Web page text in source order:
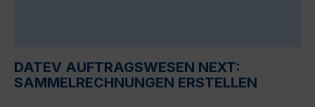
DATEV AUFTRAGSWESEN NEXT:
SAMMELRECHNUNGEN ERSTELLEN